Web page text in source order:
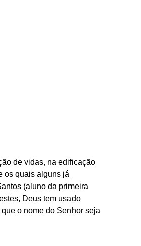
de vidas, na edificação
os quais alguns já
(aluno da primeira
Deus tem usado
o nome do Senhor seja